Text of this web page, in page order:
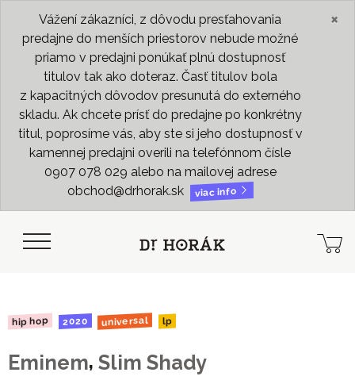
Vážení zákazníci, z dôvodu presťahovania
predajne do menších priestorov nebude možné
priamo v predajni ponúkať plnú dostupnosť
titulov tak ako doteraz. Časť titulov bola
z kapacitných dôvodov presunutá do externého
skladu. Ak chcete prísť do predajne po konkrétny
titul, poprosíme vás, aby ste si jeho dostupnosť v
kamennej predajni overili na telefónnom čísle
0907 078 029 alebo na mailovej adrese
obchod@drhorak.sk
viac info
×
hip hop 2020 universal lp
Eminem, Slim Shady